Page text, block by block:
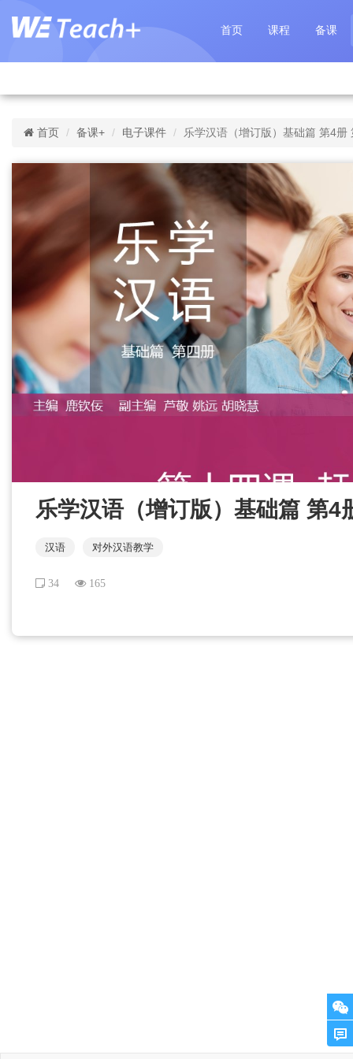
首页 课程 备课
首页 备课+ 电子课件 乐学汉语（增订版）基础篇 第4册
乐学汉语（增订版）基础篇 第4
汉语 对外汉语教学
34 165